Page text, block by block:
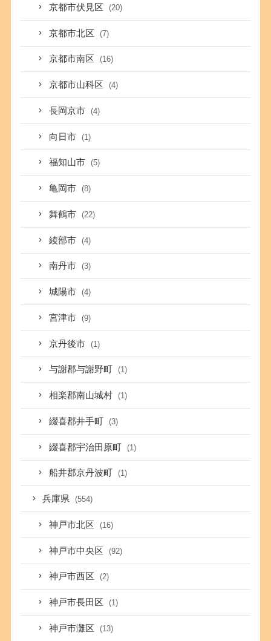
京都市伏見区 (20)
京都市北区 (7)
京都市南区 (16)
京都市山科区 (4)
長岡京市 (4)
向日市 (1)
福知山市 (5)
亀岡市 (8)
舞鶴市 (22)
綾部市 (4)
南丹市 (3)
城陽市 (4)
宮津市 (9)
京丹後市 (1)
与謝郡与謝野町 (1)
相楽郡南山城村 (1)
綴喜郡井手町 (3)
綴喜郡宇治田原町 (1)
船井郡京丹波町 (1)
兵庫県 (554)
神戸市北区 (16)
神戸市中央区 (92)
神戸市西区 (2)
神戸市長田区 (1)
神戸市灘区 (13)